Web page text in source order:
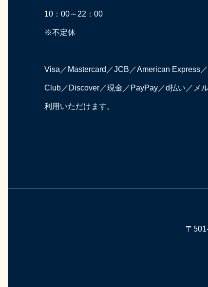
10：00～22：00
※不定休
Visa／Mastercard／JCB／American Express
Club／Discover／現金／PayPay／d払い／メ
利用いただけます。
〒